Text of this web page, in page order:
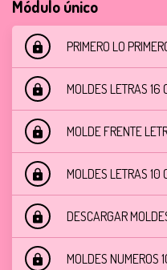
Módulo único
lock PRIMERO LO
lock MOLDES LETRAS 16
lock MOLDE FRENTE
lock MOLDES LETRAS 10
lock DESCARGAR
lock MOLDES NUMEROS